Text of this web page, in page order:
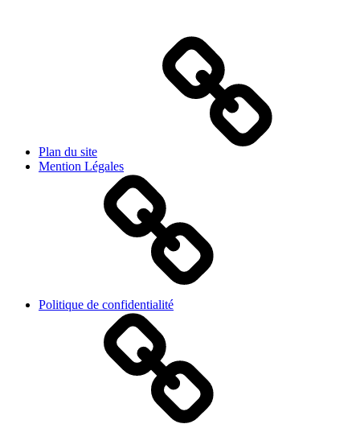
Plan du site
Mention Légales
Politique de confidentialité